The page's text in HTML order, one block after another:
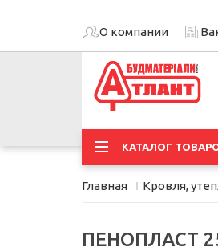
О компании
КАТАЛОГ
Главная Кровля,
ПЕНОПЛАСТ